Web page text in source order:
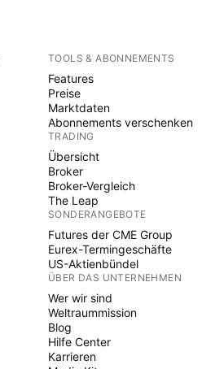
TOOLS & ABONNEMENTS
Features
Preise
Marktdaten
Abonnements verschenken
TRADING
Übersicht
Broker
Broker-Vergleich
The Leap
SONDERANGEBOTE
Futures der CME Group
Eurex-Termingeschäfte
US-Aktienbündel
ÜBER DAS UNTERNEHMEN
Wer wir sind
Weltraummission
Blog
Hilfe Center
Karrieren